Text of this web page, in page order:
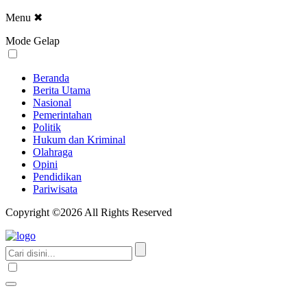
Menu ✖
Mode Gelap
Beranda
Berita Utama
Nasional
Pemerintahan
Politik
Hukum dan Kriminal
Olahraga
Opini
Pendidikan
Pariwisata
Copyright ©2026 All Rights Reserved